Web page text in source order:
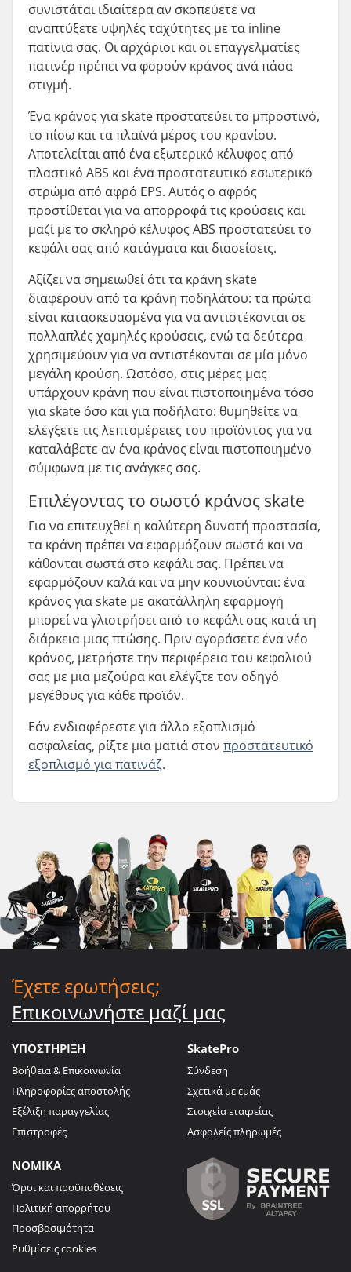
συνιστάται ιδιαίτερα αν σκοπεύετε να
αναπτύξετε υψηλές ταχύτητες με τα inline
πατίνια σας. Οι αρχάριοι και οι επαγγελματίες
πατινέρ πρέπει να φορούν κράνος ανά πάσα
στιγμή.
Ένα κράνος για skate προστατεύει το μπροστινό,
το πίσω και τα πλαϊνά μέρος του κρανίου.
Αποτελείται από ένα εξωτερικό κέλυφος από
πλαστικό ABS και ένα προστατευτικό εσωτερικό
στρώμα από αφρό EPS. Αυτός ο αφρός
προστίθεται για να απορροφά τις κρούσεις και
μαζί με το σκληρό κέλυφος ABS προστατεύει το
κεφάλι σας από κατάγματα και διασείσεις.
Αξίζει να σημειωθεί ότι τα κράνη skate
διαφέρουν από τα κράνη ποδηλάτου: τα πρώτα
είναι κατασκευασμένα για να αντιστέκονται σε
πολλαπλές χαμηλές κρούσεις, ενώ τα δεύτερα
χρησιμεύουν για να αντιστέκονται σε μία μόνο
μεγάλη κρούση. Ωστόσο, στις μέρες μας
υπάρχουν κράνη που είναι πιστοποιημένα τόσο
για skate όσο και για ποδήλατο: θυμηθείτε να
ελέγξετε τις λεπτομέρειες του προϊόντος για να
καταλάβετε αν ένα κράνος είναι πιστοποιημένο
σύμφωνα με τις ανάγκες σας.
Επιλέγοντας το σωστό κράνος skate
Για να επιτευχθεί η καλύτερη δυνατή προστασία,
τα κράνη πρέπει να εφαρμόζουν σωστά και να
κάθονται σωστά στο κεφάλι σας. Πρέπει να
εφαρμόζουν καλά και να μην κουνιούνται: ένα
κράνος για skate με ακατάλληλη εφαρμογή
μπορεί να γλιστρήσει από το κεφάλι σας κατά τη
διάρκεια μιας πτώσης. Πριν αγοράσετε ένα νέο
κράνος, μετρήστε την περιφέρεια του κεφαλιού
σας με μια μεζούρα και ελέγξτε τον οδηγό
μεγέθους για κάθε προϊόν.
Εάν ενδιαφέρεστε για άλλο εξοπλισμό
ασφαλείας, ρίξτε μια ματιά στον προστατευτικό
εξοπλισμό για πατινάζ.
Έχετε ερωτήσεις;
Επικοινωνήστε μαζί μας
ΥΠΟΣΤΗΡΙΞΗ
Βοήθεια & Επικοινωνία
Πληροφορίες αποστολής
Εξέλιξη παραγγελίας
Επιστροφές
SkatePro
Σύνδεση
Σχετικά με εμάς
Στοιχεία εταιρείας
Ασφαλείς πληρωμές
ΝΟΜΙΚΑ
Όροι και προϋποθέσεις
Πολιτική απορρήτου
Προσβασιμότητα
Ρυθμίσεις cookies